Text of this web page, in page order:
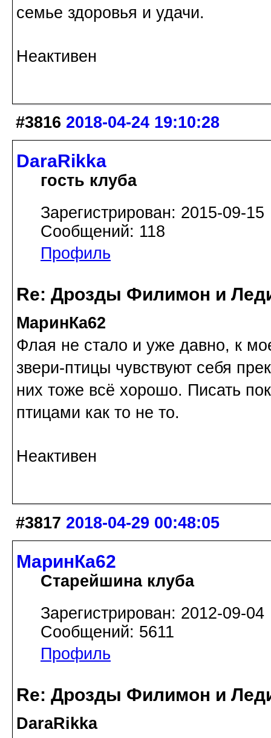
семье здоровья и удачи.
Неактивен
#3816 2018-04-24 19:10:28
DaraRikka
гость клуба
Зарегистрирован: 2015-09-15
Сообщений: 118
Профиль
Re: Дрозды Филимон и
МаринКа62
Флая не стало и уже давно, к
звери-птицы чувствуют себя
них тоже всё хорошо. Писать
птицами как то не то.
Неактивен
#3817 2018-04-29 00:48:05
МаринКа62
Старейшина клуба
Зарегистрирован: 2012-09-04
Сообщений: 5611
Профиль
Re: Дрозды Филимон и
DaraRikka